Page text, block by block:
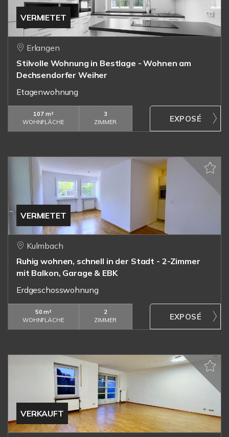
VERMIETET
Erlangen
Stilvolle Wohnung in Bestlage - Wohnen am
Dechsendorfer Weiher
Etagenwohnung
107 m²
WOHNFLÄCHE
3
ZIMMER
VERMIETET
Kulmbach
Ruhig wohnen, schnell in der Stadt - 2-Zimmer
mit Balkon, Garage & EBK
Erdgeschosswohnung
50 m²
WOHNFLÄCHE
2
ZIMMER
VERKAUFT